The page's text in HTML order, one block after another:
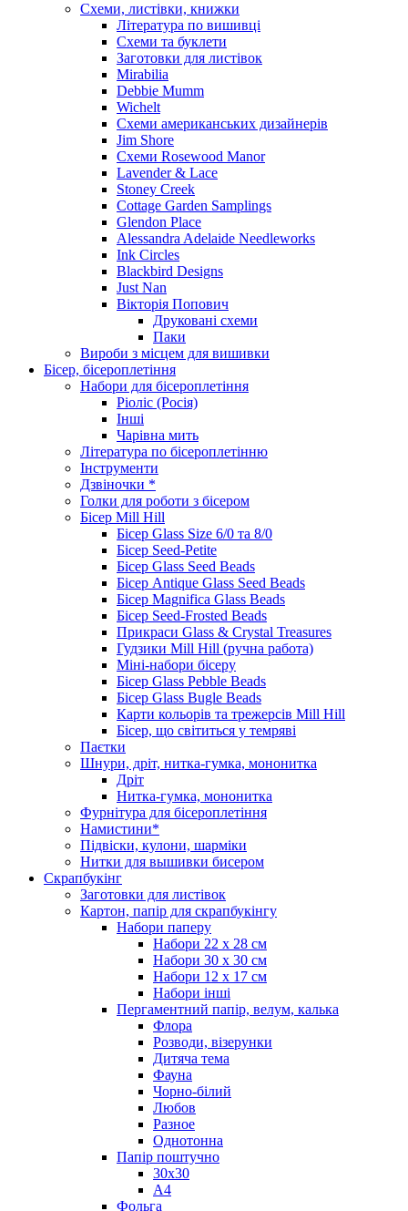
Схеми, листівки, книжки
Література по вишивці
Схеми та буклети
Заготовки для листівок
Mirabilia
Debbie Mumm
Wichelt
Схеми американських дизайнерів
Jim Shore
Cхеми Rosewood Manor
Lavender & Lace
Stoney Creek
Cottage Garden Samplings
Glendon Place
Alessandra Adelaide Needleworks
Ink Circles
Blackbird Designs
Just Nan
Вікторія Попович
Друковані схеми
Паки
Вироби з місцем для вишивки
Бісер, бісероплетіння
Набори для бісероплетіння
Ріоліс (Росія)
Інші
Чарівна мить
Література по бісероплетінню
Інструменти
Дзвіночки *
Голки для роботи з бісером
Бісер Mill Hill
Бісер Glass Size 6/0 та 8/0
Бісер Seed-Petite
Бісер Glass Seed Beads
Бісер Antique Glass Seed Beads
Бісер Magnifica Glass Beads
Бісер Seed-Frosted Beads
Прикраси Glass & Crystal Treasures
Гудзики Mill Hill (ручна работа)
Міні-набори бісеру
Бісер Glass Pebble Beads
Бісер Glass Bugle Beads
Карти кольорів та трежерсів Mill Hill
Бісер, що світиться у темряві
Паєтки
Шнури, дріт, нитка-гумка, мононитка
Дріт
Нитка-гумка, мононитка
Фурнітура для бісероплетіння
Намистини*
Підвіски, кулони, шарміки
Нитки для вышивки бисером
Скрапбукінг
Заготовки для листівок
Картон, папір для скрапбукінгу
Набори паперу
Набори 22 х 28 см
Набори 30 х 30 см
Набори 12 х 17 см
Набори інші
Пергаментний папір, велум, калька
Флора
Розводи, візерунки
Дитяча тема
Фауна
Чорно-білий
Любов
Разное
Однотонна
Папір поштучно
30х30
А4
Фольга